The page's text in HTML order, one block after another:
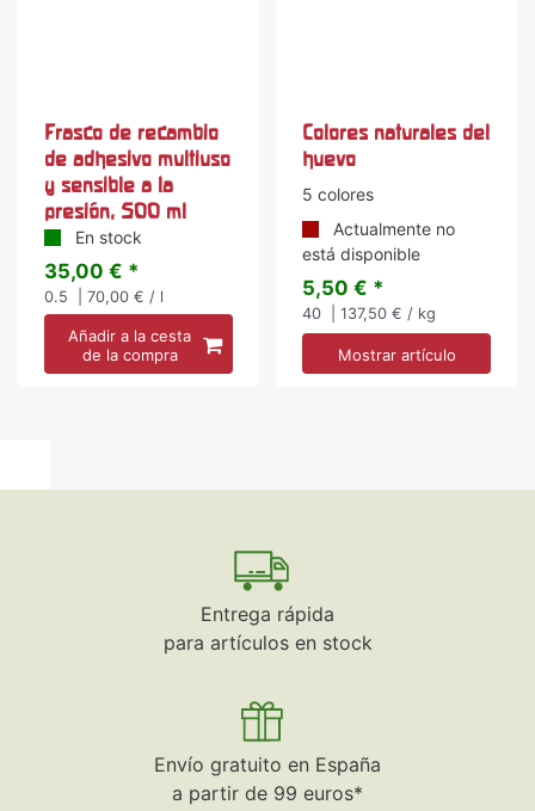
Frasco de recambio
de adhesivo multiuso
y sensible a la
presión, 500 ml
En stock
35,00 € *
0.5 | 70,00 € / l
Añadir a la cesta
de la compra
Colores naturales del
huevo
5 colores
Actualmente no
está disponible
5,50 € *
40 | 137,50 € / kg
Mostrar artículo
Entrega rápida
para artículos en stock
Envío gratuito en España
a partir de 99 euros*